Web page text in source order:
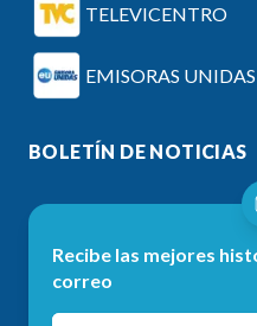
TELEVICENTRO
EMISORAS UNIDAS
BOLETÍN DE NOTICIAS
Recibe las mejores
correo